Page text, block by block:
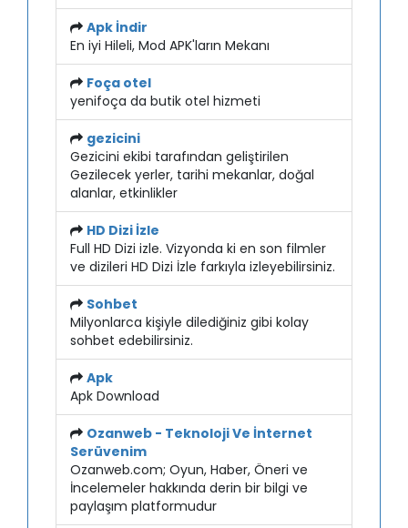
Apk İndir
En iyi Hileli, Mod APK'ların Mekanı
Foça otel
yenifoça da butik otel hizmeti
gezicini
Gezicini ekibi tarafından geliştirilen
Gezilecek yerler, tarihi mekanlar, doğal
alanlar, etkinlikler
HD Dizi İzle
Full HD Dizi izle. Vizyonda ki en son filmler
ve dizileri HD Dizi İzle farkıyla izleyebilirsiniz.
Sohbet
Milyonlarca kişiyle dilediğiniz gibi kolay
sohbet edebilirsiniz.
Apk
Apk Download
Ozanweb - Teknoloji Ve İnternet
Serüvenim
Ozanweb.com; Oyun, Haber, Öneri ve
İncelemeler hakkında derin bir bilgi ve
paylaşım platformudur